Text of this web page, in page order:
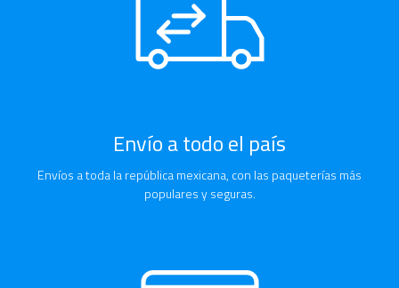
Envío a todo el país
Envíos a toda la república mexicana, con las paqueterías más
populares y seguras.